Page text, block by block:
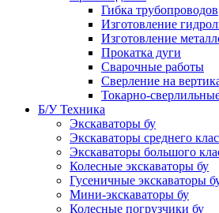
Гибка трубопроводов
Изготовление
Изготовление
Прокатка дуги
Сварочные работы
Сверление на
Токарно-
Б/У Техника
Экскаваторы бу
Экскаваторы среднего
Экскаваторы большого
Колесные экскаваторы бу
Гусеничные экскаваторы
Мини-экскаваторы бу
Колесные погрузчики бу